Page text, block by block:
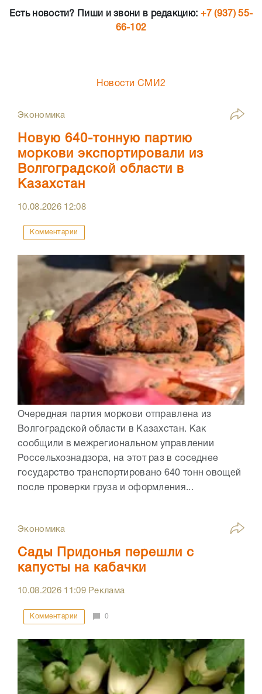
Есть новости? Пиши и звони в редакцию: +7 (937) 55-
66-102
Новости СМИ2
Экономика
Новую 640-тонную партию
моркови экспортировали из
Волгоградской области в
Казахстан
10.08.2026 12:08
Комментарии
Очередная партия моркови отправлена из
Волгоградской области в Казахстан. Как
сообщили в межрегиональном управлении
Россельхознадзора, на этот раз в соседнее
государство транспортировано 640 тонн овощей
после проверки груза и оформления...
Экономика
Сады Придонья перешли с
капусты на кабачки
10.08.2026 11:09Реклама
Комментарии 0